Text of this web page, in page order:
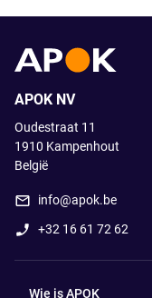
APOK NV
Oudestraat 11
1910 Kampenhout
België
info@apok.be
+32 16 61 72 62
Wie is APOK